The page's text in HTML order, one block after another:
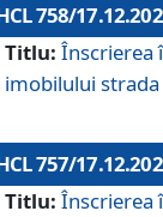
758/
Titlu: Înscrierea
imobilului
757/
Titlu: Înscrierea